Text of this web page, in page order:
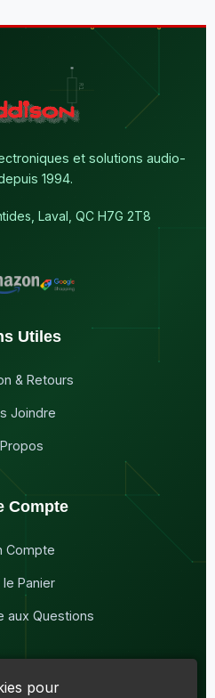
et solutions audio-
1994.
Laval, QC H7G 2T8
Utiles
& Retours
Joindre
Compte
Compte
le Panier
aux Questions
pour